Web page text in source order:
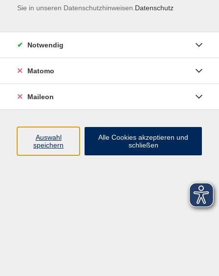
Datenschutzerklärung
Sie in unseren Datenschutzhinweisen. Datenschutz
Notwendig
Matomo
Maileon
Auswahl
speichern
Alle Cookies akzeptieren und
schließen